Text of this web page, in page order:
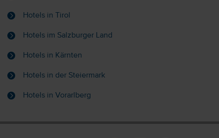
Hotels in Tirol
Hotels im Salzburger Land
Hotels in Kärnten
Hotels in der Steiermark
Hotels in Vorarlberg